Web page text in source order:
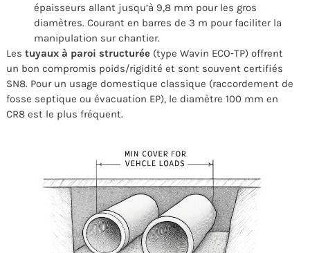
épaisseurs allant jusqu’à 9,8 mm pour les gros
diamètres. Courant en barres de 3 m pour faciliter la
manipulation sur chantier.
Les tuyaux à paroi structurée (type Wavin ECO‑TP) offrent
un bon compromis poids/rigidité et sont souvent certifiés
SN8. Pour un usage domestique classique (raccordement de
fosse septique ou évacuation EP), le diamètre 100 mm en
CR8 est le plus fréquent.